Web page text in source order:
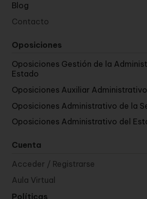
Blog
Contacto
Oposiciones
Oposiciones Gestión de la
Estado
Oposiciones Auxiliar
Oposiciones Administrativo de la
Oposiciones Administrativo del
Cuenta
Acceder / Registrarse
Aula Virtual
Políticas